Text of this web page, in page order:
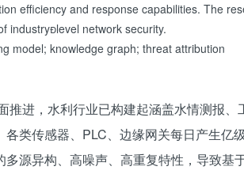
efficiency and response capabilities. The
industrylevel network security.
model; knowledge graph; threat attribution
推进，水利行业已构建起涵盖水情测报、
类传感器、PLC、边缘网关每日产生亿
源异构、高噪声、高重复特性，导致基